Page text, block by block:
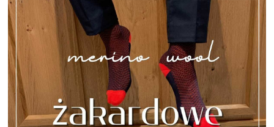
Merynos trekking
Merynos bezuciskowe
Kaszmir
Kaszmir stopki
Kropki
Paski